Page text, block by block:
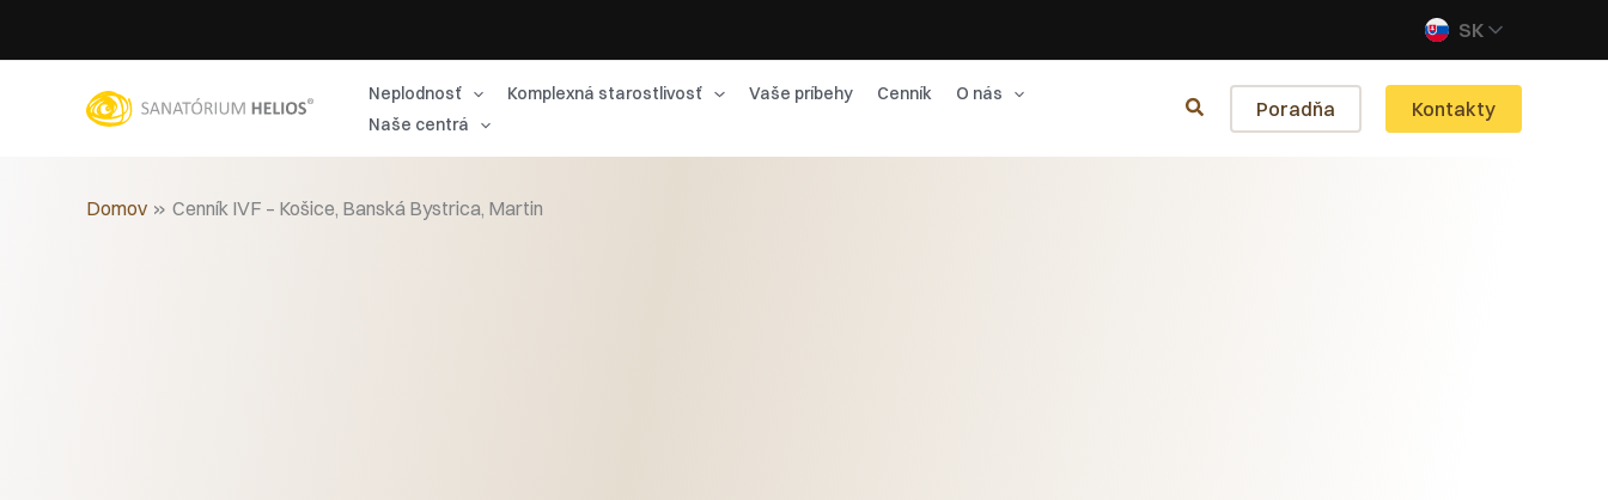
SK
Neplodnosť Komplexná starostlivosť Vaše príbehy Cenník
O nás
Naše centrá
Poradňa Kontakty
Domov Cenník IVF – Košice, Banská Bystrica, Martin